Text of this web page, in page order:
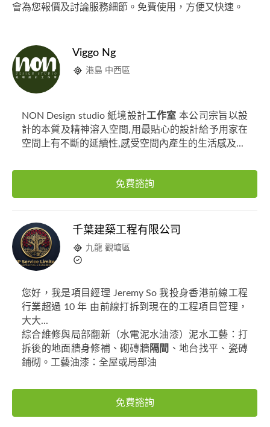
會為您報價及討論服務細節。免費使用，方便又快速。
Viggo Ng
港島 中西區
NON Design studio 紙境設計工作室 本公司宗旨以設
計的本質及精神溶入空間,用最貼心的設計給予用家在
空間上有不斷的延續性,感受空間內產生的生活感及...
免費諮詢
千葉建築工程有限公司
九龍 觀塘區
您好，我是項目經理 Jeremy So 我投身香港前線工程
行業超過 10 年 由前線打拆到現在的工程項目管理，
大大...
綜合維修與局部翻新（水電泥水油漆）泥水工藝：打
拆後的地面牆身修補、砌磚牆隔間 、地台找平、瓷磚
鋪砌。工藝油漆：全屋或局部油
免費諮詢